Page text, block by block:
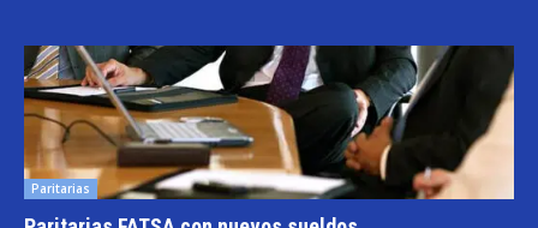
Paritarias